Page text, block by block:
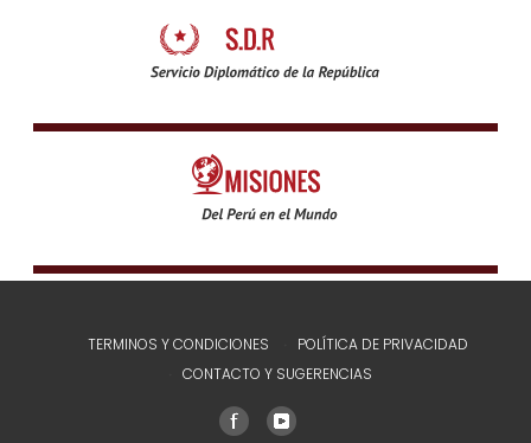
TERMINOS Y CONDICIONES
POLÍTICA DE PRIVACIDAD
CONTACTO Y SUGERENCIAS